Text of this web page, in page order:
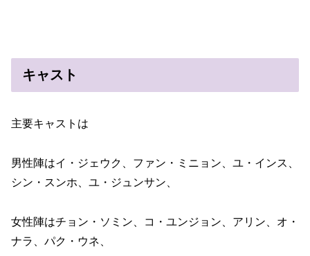
キャスト
主要キャストは
男性陣はイ・ジェウク、ファン・ミニョン、ユ・インス、
シン・スンホ、ユ・ジュンサン、
女性陣はチョン・ソミン、コ・ユンジョン、アリン、オ・
ナラ、パク・ウネ、